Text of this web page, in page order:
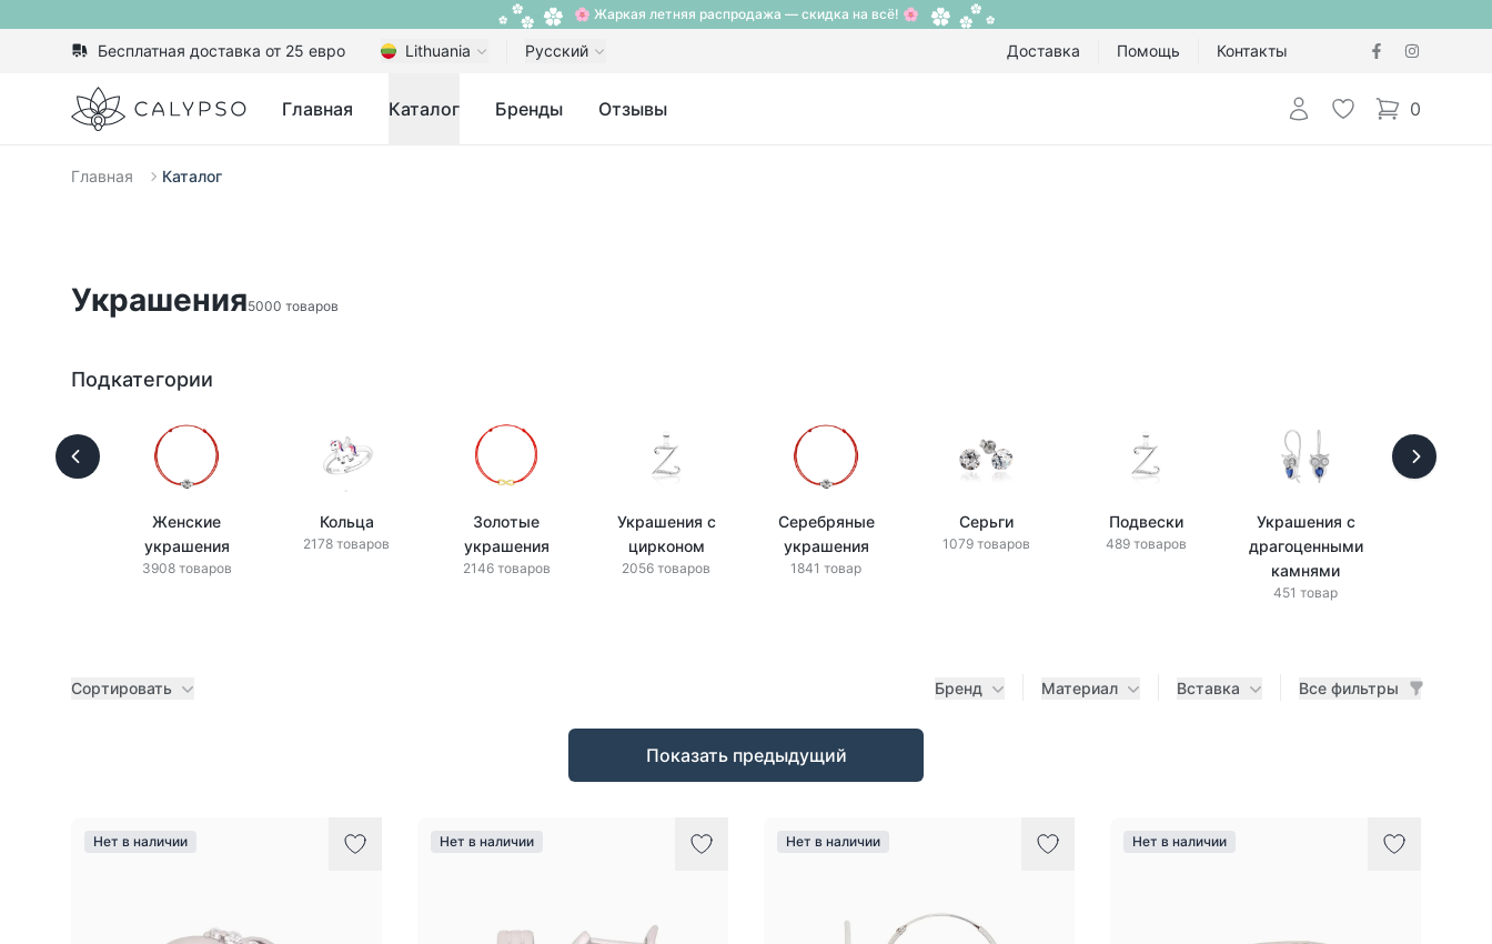
🌸 Жаркая летняя распродажа — скидка на всё! 🌸
Бесплатная доставка от 25 евро Lithuania Русский Доставка Помощь Контакты
Calypso Главная Каталог Бренды Отзывы Авторизоваться
Избранное
0
items in cart,
Главная Каталог
Украшения5000 товаров
Подкатегории
Женские
украшения
3908 товаров
Кольца
2178 товаров
Золотые
украшения
2146 товаров
Украшения с
цирконом
2056 товаров
Серебряные
украшения
1841 товар
Серьги
1079 товаров
Подвески
489 товаров
Украшения с
драгоценными
камнями
451 товар
Сортировать Бренд Материал Вставка Все фильтры
Показать предыдущий
Нет в наличии Нет в наличии Нет в наличии Нет в наличии